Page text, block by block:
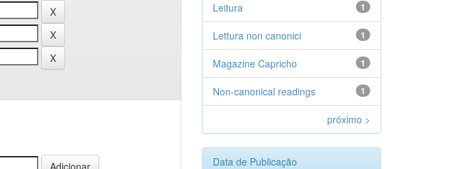
1
Leitura
1
Lettura non canonici
1
Magazine Capricho
1
Non-canonical readings
próximo >
Data de Publicação